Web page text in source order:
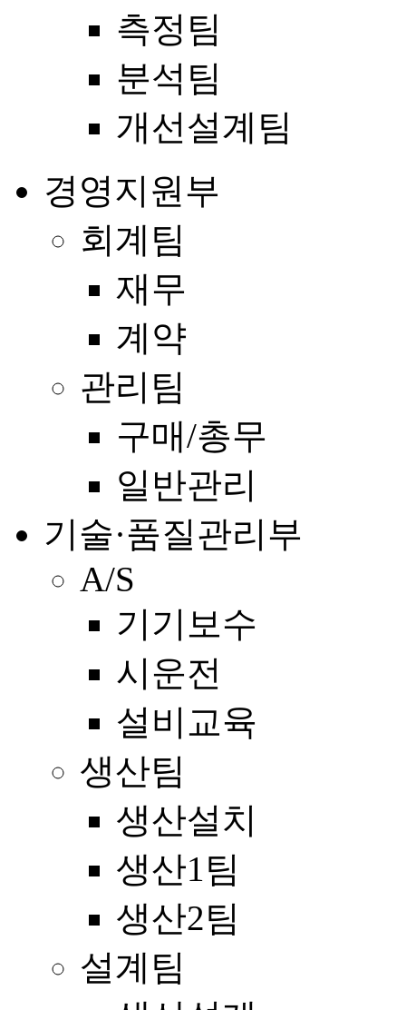
측정팀
분석팀
개선설계팀
경영지원부
회계팀
재무
계약
관리팀
구매/총무
일반관리
기술·품질관리부
A/S
기기보수
시운전
설비교육
생산팀
생산설치
생산1팀
생산2팀
설계팀